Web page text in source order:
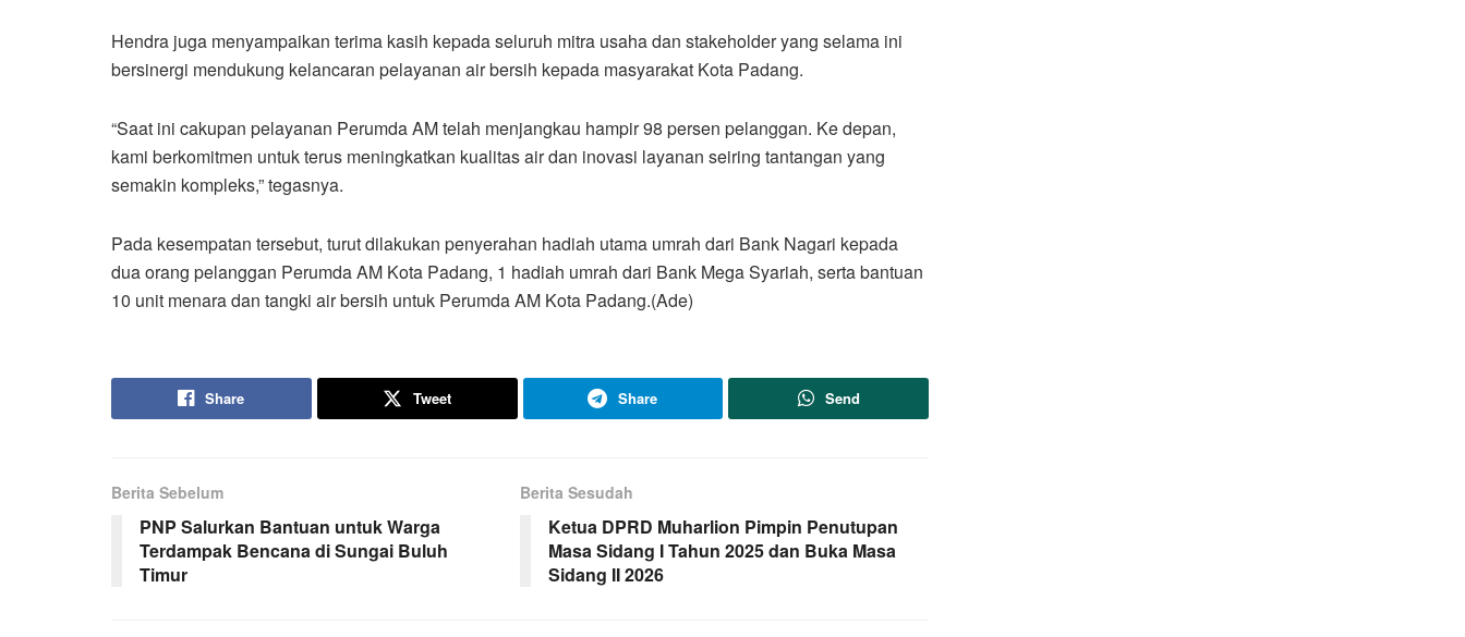
Hendra juga menyampaikan terima kasih kepada seluruh mitra usaha dan stakeholder yang selama ini
bersinergi mendukung kelancaran pelayanan air bersih kepada masyarakat Kota Padang.
“Saat ini cakupan pelayanan Perumda AM telah menjangkau hampir 98 persen pelanggan. Ke depan,
kami berkomitmen untuk terus meningkatkan kualitas air dan inovasi layanan seiring tantangan yang
semakin kompleks,” tegasnya.
Pada kesempatan tersebut, turut dilakukan penyerahan hadiah utama umrah dari Bank Nagari kepada
dua orang pelanggan Perumda AM Kota Padang, 1 hadiah umrah dari Bank Mega Syariah, serta bantuan
10 unit menara dan tangki air bersih untuk Perumda AM Kota Padang.(Ade)
Share Tweet Share Send
Berita Sebelum
PNP Salurkan Bantuan untuk Warga
Terdampak Bencana di Sungai Buluh
Timur
Berita Sesudah
Ketua DPRD Muharlion Pimpin Penutupan
Masa Sidang I Tahun 2025 dan Buka Masa
Sidang II 2026